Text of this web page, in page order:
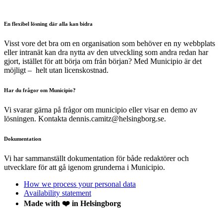
En flexibel lösning där alla kan bidra
Visst vore det bra om en organisation som behöver en ny webbplats
eller intranät kan dra nytta av den utveckling som andra redan har
gjort, istället för att börja om från början? Med Municipio är det
möjligt – helt utan licenskostnad.
Har du frågor om Municipio?
Vi svarar gärna på frågor om municipio eller visar en demo av
lösningen. Kontakta dennis.camitz@helsingborg.se.
Dokumentation
Vi har sammanställt dokumentation för både redaktörer och
utvecklare för att gå igenom grunderna i Municipio.
How we process your personal data
Availability statement
Made with ❤️ in Helsingborg